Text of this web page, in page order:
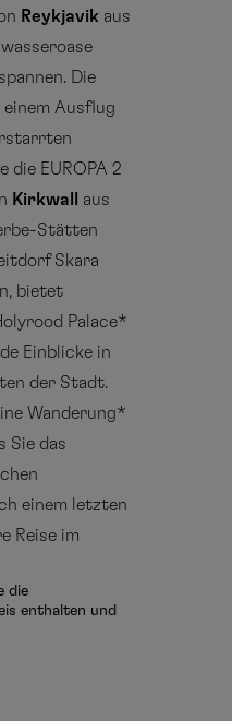
Reykjavik aus
Die
Ausflug
die EUROPA 2
Kirkwall
aus
Stätten
Skara
bietet
Palace*
Einblicke in
der Stadt.
Wanderung*
Sie das
einem letzten
Reise im
die
enthalten und